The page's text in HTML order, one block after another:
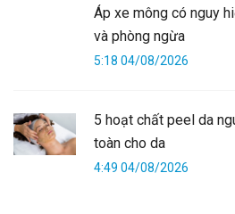
Áp xe mông có nguy
và phòng ngừa
5:18 04/08/2026
5 hoạt chất peel da
toàn cho da
4:49 04/08/2026